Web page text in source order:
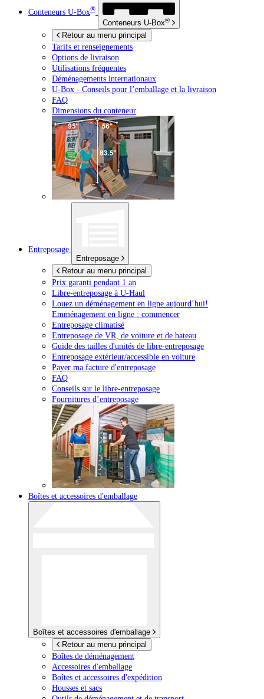
Conteneurs U-Box®
Conteneurs U-Box®
Retour au menu principal
Tarifs et renseignements
Options de livraison
Utilisations fréquentes
Déménagements internationaux
U-Box - Conseils pour l’emballage et la livraison
FAQ
Dimensions du conteneur
Entreposage
Entreposage
Retour au menu principal
Prix garanti pendant 1 an
Libre-entreposage à U-Haul
Louez un déménagement en ligne aujourd’hui!
Emménagement en ligne : commencer
Entreposage climatisé
Entreposage de VR, de voiture et de bateau
Guide des tailles d'unités de libre-entreposage
Entreposage extérieur/accessible en voiture
Payer ma facture d'entreposage
FAQ
Conseils sur le libre-entreposage
Fournitures d’entreposage
Boîtes et accessoires d'emballage
Boîtes et accessoires d'emballage
Retour au menu principal
Boîtes de déménagement
Accessoires d'emballage
Boîtes et accessoires d'expédition
Housses et sacs